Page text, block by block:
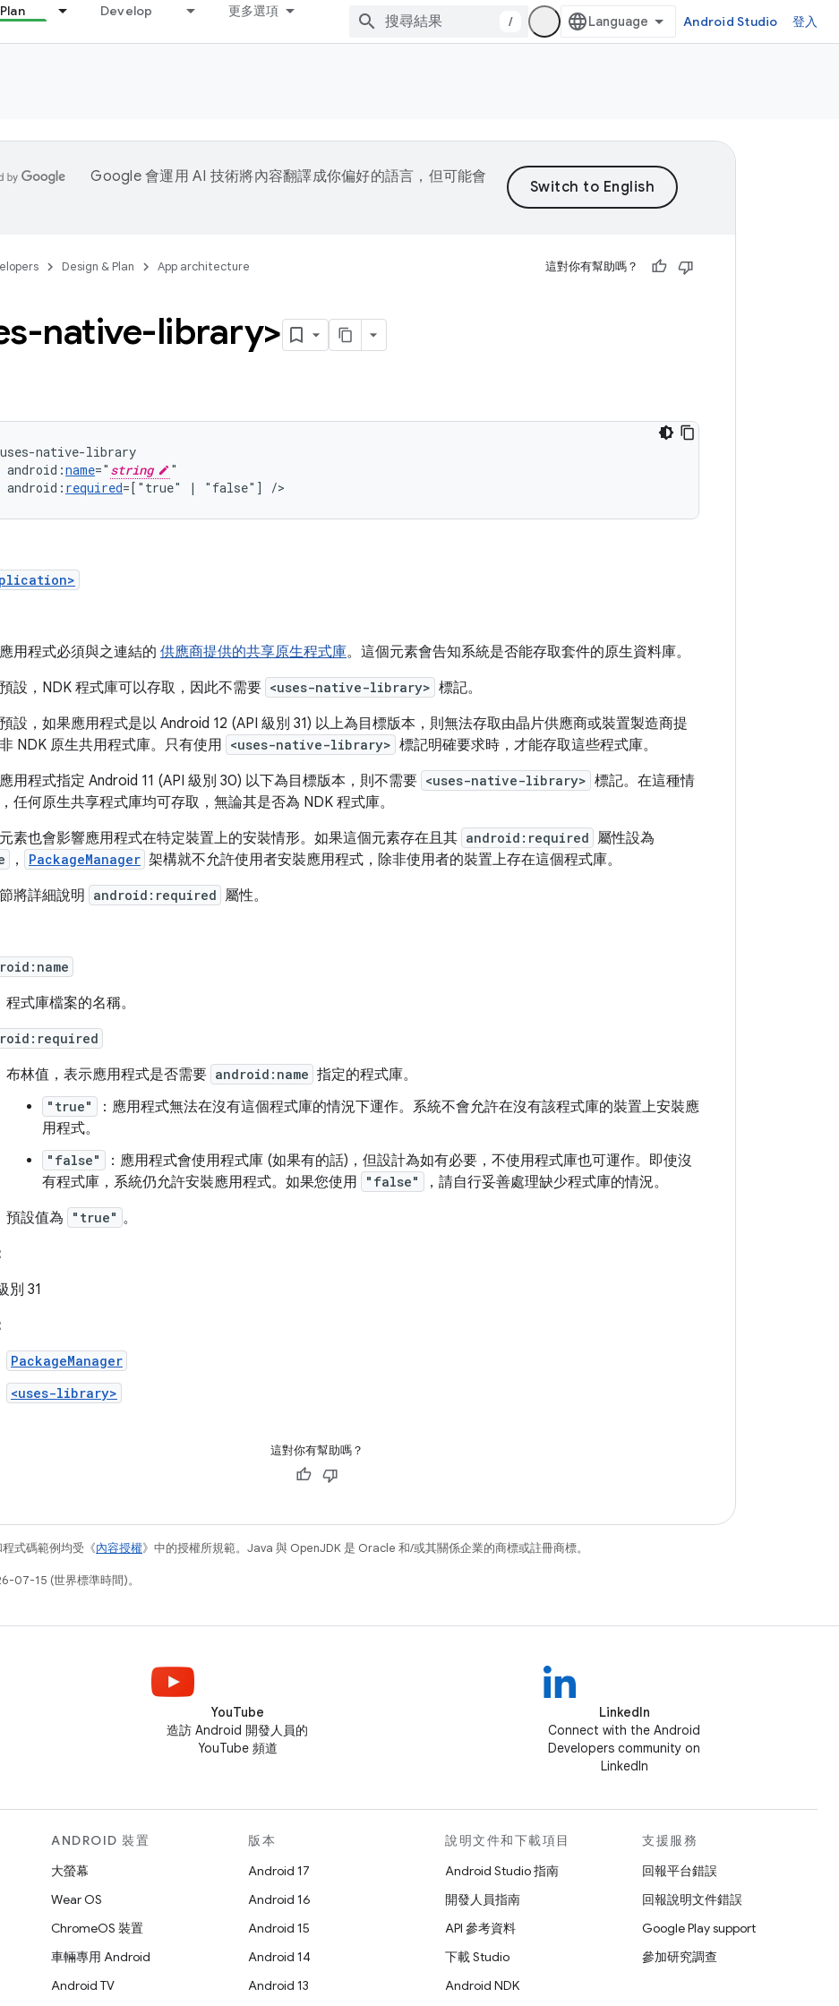
Develop 更多選項
/ Android Studio 登入
Google 會運用 AI 技術將內容翻譯成你偏好的語言，但可能會
Design & Plan App architecture 這對你有幫助嗎？
native-library>
android:name=" string
android: required=["true" | "false"] />
用程式必須與之連結的 供應商提供的共享原生程式庫。這個元素會告知系統是否能存取套件的原生資料庫。
設，NDK 程式庫可以存取，因此不需要 <uses-native-library> 標記。
設，如果應用程式是以 Android 12 (API 級別 31) 以上為目標版本，則無法存取由晶片供應商或裝置製造商提
NDK 原生共用程式庫。只有使用 <uses-native-library> 標記明確要求時，才能存取這些程式庫。
用程式指定 Android 11 (API 級別 30) 以下為目標版本，則不需要 <uses-native-library> 標記。在這種情
任何原生共享程式庫均可存取，無論其是否為 NDK 程式庫。
素也會影響應用程式在特定裝置上的安裝情形。如果這個元素存在且其 android:required 屬性設為
， PackageManager 架構就不允許使用者安裝應用程式，除非使用者的裝置上存在這個程式庫。
將詳細說明
android:required 屬性。
程式庫檔案的名稱。
布林值，表示應用程式是否需要 android:name 指定的程式庫。
"true"
：應用程式無法在沒有這個程式庫的情況下運作。系統不會允許在沒有該程式庫的裝置上安裝應
用程式。
"false"
：應用程式會使用程式庫 (如果有的話)，但設計為如有必要，不使用程式庫也可運作。即使沒
有程式庫，系統仍允許安裝應用程式。如果您使用
"false"
，請自行妥善處理缺少程式庫的情況。
預設值為
"true" 。
別 31
PackageManager
<uses-library>
這對你有幫助嗎？
式碼範例均受《內容授權》中的授權所規範。Java 與 OpenJDK 是 Oracle 和/或其關係企業的商標或註冊商標。
07-15 (世界標準時間)。
YouTube
造訪 Android 開發人員的
YouTube 頻道
LinkedIn
Connect with the Android
Developers community on
LinkedIn
ANDROID 裝置
大螢幕
Wear OS
ChromeOS 裝置
車輛專用 Android
Android TV
版本
Android 17
Android 16
Android 15
Android 14
Android 13
說明文件和下載項目
Android Studio 指南
開發人員指南
API 參考資料
下載 Studio
Android NDK
支援服務
回報平台錯誤
回報說明文件錯誤
Google Play support
參加研究調查